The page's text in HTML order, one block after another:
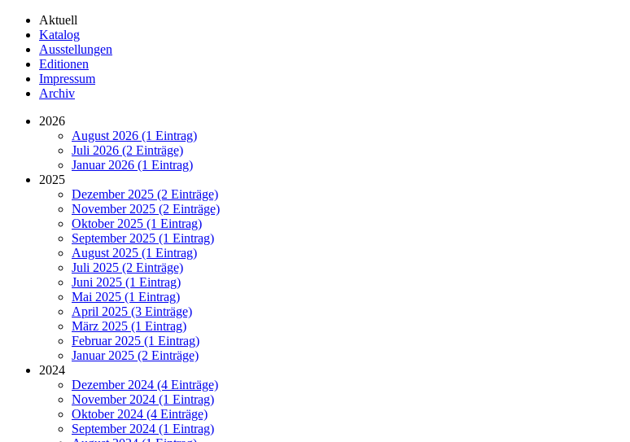
Aktuell
Katalog
Ausstellungen
Editionen
Impressum
Archiv
2026
August 2026 (1 Eintrag)
Juli 2026 (2 Einträge)
Januar 2026 (1 Eintrag)
2025
Dezember 2025 (2 Einträge)
November 2025 (2 Einträge)
Oktober 2025 (1 Eintrag)
September 2025 (1 Eintrag)
August 2025 (1 Eintrag)
Juli 2025 (2 Einträge)
Juni 2025 (1 Eintrag)
Mai 2025 (1 Eintrag)
April 2025 (3 Einträge)
März 2025 (1 Eintrag)
Februar 2025 (1 Eintrag)
Januar 2025 (2 Einträge)
2024
Dezember 2024 (4 Einträge)
November 2024 (1 Eintrag)
Oktober 2024 (4 Einträge)
September 2024 (1 Eintrag)